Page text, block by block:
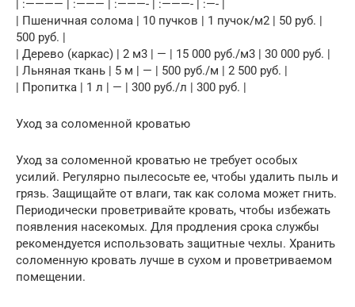
| :———— | :——— | :———- | :———- | :—- |
| Пшеничная солома | 10 пучков | 1 пучок/м2 | 50 руб. |
500 руб. |
| Дерево (каркас) | 2 м3 | — | 15 000 руб./м3 | 30 000 руб. |
| Льняная ткань | 5 м | — | 500 руб./м | 2 500 руб. |
| Пропитка | 1 л | — | 300 руб./л | 300 руб. |
Уход за соломенной кроватью
Уход за соломенной кроватью не требует особых
усилий. Регулярно пылесосьте ее, чтобы удалить пыль и
грязь. Защищайте от влаги, так как солома может гнить.
Периодически проветривайте кровать, чтобы избежать
появления насекомых. Для продления срока службы
рекомендуется использовать защитные чехлы. Хранить
соломенную кровать лучше в сухом и проветриваемом
помещении.